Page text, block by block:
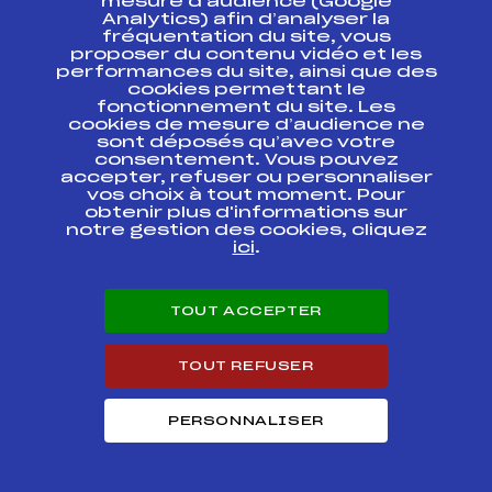
MUTUEL
FMVF0083.FFS
Challenge Gervais
Poirot Coupe des
Vosges Crédit
Mutuel et Challenge
Big Mat
FMVF0162.FFS
COUPE ROEDELEN
HAHNENBRUNNEN –
7ème Etape Coupe
des Vosges Crédit
Mutuel
Championnat des
FFS
LA
FNAF0152.FFS
DES CRETES
FFS
Analytics) afin d’analyser la
fréquentation du site, vous
proposer du contenu vidéo et les
performances du site, ainsi que des
cookies permettant le
fonctionnement du site. Les
cookies de mesure d’audience ne
sont déposés qu’avec votre
consentement. Vous pouvez
accepter, refuser ou personnaliser
vos choix à tout moment. Pour
obtenir plus d'informations sur
notre gestion des cookies, cliquez
ici.
TOUT ACCEPTER
TOUT REFUSER
PERSONNALISER